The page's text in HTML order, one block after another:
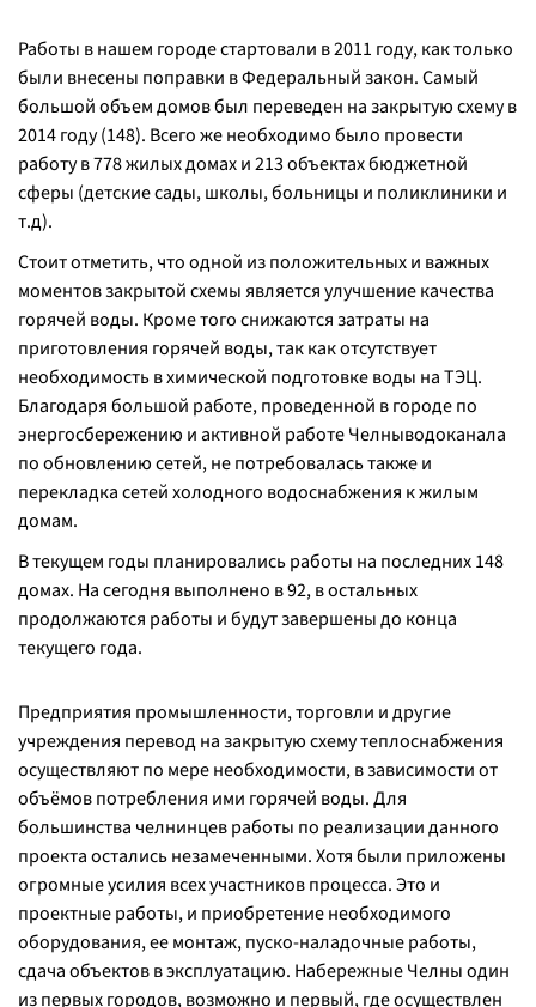
Работы в нашем городе стартовали в 2011 году, как только
были внесены поправки в Федеральный закон. Самый
большой объем домов был переведен на закрытую схему в
2014 году (148). Всего же необходимо было провести
работу в 778 жилых домах и 213 объектах бюджетной
сферы (детские сады, школы, больницы и поликлиники и
т.д).
Стоит отметить, что одной из положительных и важных
моментов закрытой схемы является улучшение качества
горячей воды. Кроме того снижаются затраты на
приготовления горячей воды, так как отсутствует
необходимость в химической подготовке воды на ТЭЦ.
Благодаря большой работе, проведенной в городе по
энергосбережению и активной работе Челныводоканала
по обновлению сетей, не потребовалась также и
перекладка сетей холодного водоснабжения к жилым
домам.
В текущем годы планировались работы на последних 148
домах. На сегодня выполнено в 92, в остальных
продолжаются работы и будут завершены до конца
текущего года.
Предприятия промышленности, торговли и другие
учреждения перевод на закрытую схему теплоснабжения
осуществляют по мере необходимости, в зависимости от
объёмов потребления ими горячей воды. Для
большинства челнинцев работы по реализации данного
проекта остались незамеченными. Хотя были приложены
огромные усилия всех участников процесса. Это и
проектные работы, и приобретение необходимого
оборудования, ее монтаж, пуско-наладочные работы,
сдача объектов в эксплуатацию. Набережные Челны один
из первых городов, возможно и первый, где осуществлен